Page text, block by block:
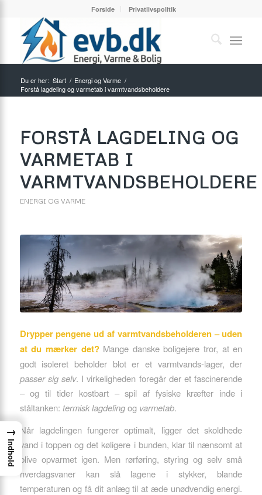
Forside Privatlivspolitik
Du er her: Start / Energi og Varme /
Forstå lagdeling og varmetab i varmtvandsbeholdere
FORSTÅ LAGDELING OG
VARMETAB I
VARMTVANDSBEHOLDERE
ENERGI OG VARME
Drypper pengene ud af varmtvandsbeholderen – uden
at du mærker det?Mange danske boligejere tror, at en
godt isoleret beholder blot er et varmtvands-lager, der
passer sig selv. I virkeligheden foregår der et fascinerende
– og til tider kostbart – spil af fysiske kræfter inde i
ståltanken: termisk lagdelingog varmetab.
Når lagdelingen fungerer optimalt, ligger det skoldhede
vand i toppen og det køligere i bunden, klar til nænsomt at
blive opvarmet igen. Men rørføring, styring og selv små
hverdagsvaner kan slå lagene i stykker, blande
temperaturen og få dit anlæg til at æde unødvendig energi.
→
Indhold